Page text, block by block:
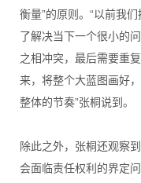
衡量”的原则。“以前我
了解决当下一个很小的
之相冲突，最后需要重
来，将整个大蓝图画好
整体的节奏”张桐说到。
除此之外，张桐还观察
会面临责任权利的界定